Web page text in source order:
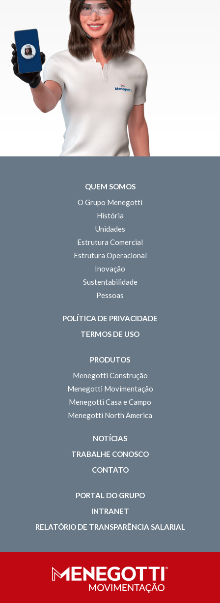
QUEM SOMOS
O Grupo Menegotti
História
Unidades
Estrutura Comercial
Estrutura Operacional
Inovação
Sustentabilidade
Pessoas
POLÍTICA DE PRIVACIDADE
TERMOS DE USO
PRODUTOS
Menegotti Construção
Menegotti Movimentação
Menegotti Casa e Campo
Menegotti North America
NOTÍCIAS
TRABALHE CONOSCO
CONTATO
PORTAL DO GRUPO
INTRANET
RELATÓRIO DE TRANSPARÊNCIA SALARIAL